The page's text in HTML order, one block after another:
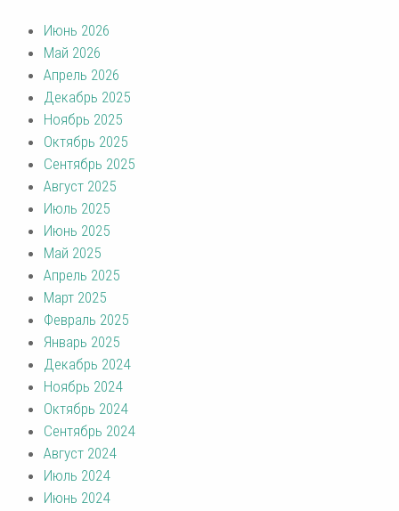
Июнь 2026
Май 2026
Апрель 2026
Декабрь 2025
Ноябрь 2025
Октябрь 2025
Сентябрь 2025
Август 2025
Июль 2025
Июнь 2025
Май 2025
Апрель 2025
Март 2025
Февраль 2025
Январь 2025
Декабрь 2024
Ноябрь 2024
Октябрь 2024
Сентябрь 2024
Август 2024
Июль 2024
Июнь 2024